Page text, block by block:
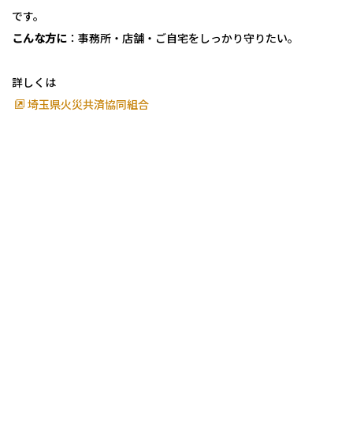
です。
こんな方に ：事務所・店舗・ご自宅をしっかり守りたい。
詳しくは
埼玉県火災共済協同組合